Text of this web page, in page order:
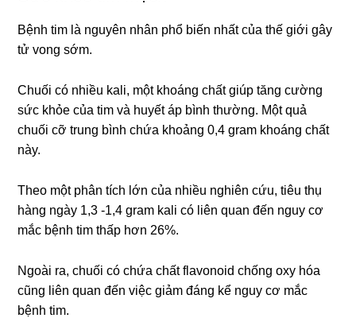
Bệnh tim là nguyên nhân phổ biến nhất của thế giới gây
tử vong sớm.
Chuối có nhiều kali, một khoáng chất giúp tăng cường
sức khỏe của tim và huyết áp bình thường. Một quả
chuối cỡ trung bình chứa khoảng 0,4 gram khoáng chất
này.
Theo một phân tích lớn của nhiều nghiên cứu, tiêu thụ
hàng ngày 1,3 -1,4 gram kali có liên quan đến nguy cơ
mắc bệnh tim thấp hơn 26%.
Ngoài ra, chuối có chứa chất flavonoid chống oxy hóa
cũng liên quan đến việc giảm đáng kể nguy cơ mắc
bệnh tim.